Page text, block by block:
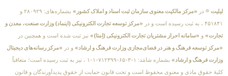
لیلیت ® در «مرکز مالکیت معنوی سازمان ثبت اسناد و املاک کشور»
بشماره‌های: ۲۸۰۹۲۹ و
۴۵۱۸۴۱ ، به ثبت رسیده است و در
«مرکز توسعه تجارت الکترونیکی (اینماد) وزارت صنعت، معدن و
تجارت» و «سامانه احراز مشتریان تجارت الکترونیکی (اِمتا)» نیز ثبت شده است و همچنین در
«مرکز توسعه فرهنگ و هنر در فضای‌مجازی وزارت فرهنگ و ارشاد» و در «مرکز رسانه‌های دیجیتال
وزارت فرهنگ و ارشاد»
بشماره شامَد: ۱-۳-۶۵-۷۱۲۳۹۹-۱-۱ ، نیز به ثبت رسیده است؛ متعاقباً
کلیهٔ حقوق مادی و معنوی محفوظ است و تحت قانون حمایت از حقوق پدیدآورندگان و قانون